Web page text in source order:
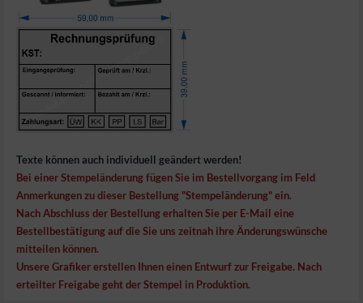
Texte können auch individuell geändert werden!
Bei einer Stempeländerung fügen Sie im Bestellvorgang im Feld
Anmerkungen zu dieser Bestellung "Stempeländerung" ein.
Nach Abschluss der Bestellung erhalten Sie per E-Mail eine
Bestellbestätigung auf die Sie uns zeitnah ihre Änderungswünsche
mitteilen können.
Unsere Grafiker erstellen Ihnen einen Entwurf zur Freigabe. Nach
erteilter Freigabe geht der Stempel in Produktion.